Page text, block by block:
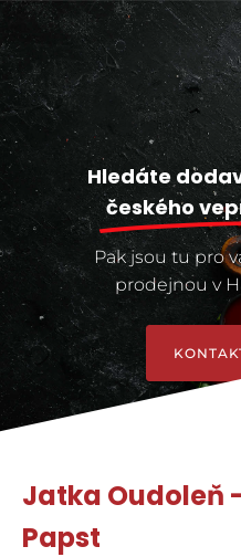
Hledáte
českého
Pak jsou tu pro
prodejnou v
Jatka Oudoleň
Papst